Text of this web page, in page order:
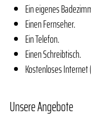
Ein eigenes
Einen Fernseher.
Ein Telefon.
Einen Schreibtisch.
Kostenloses Internet
Unsere Angebote